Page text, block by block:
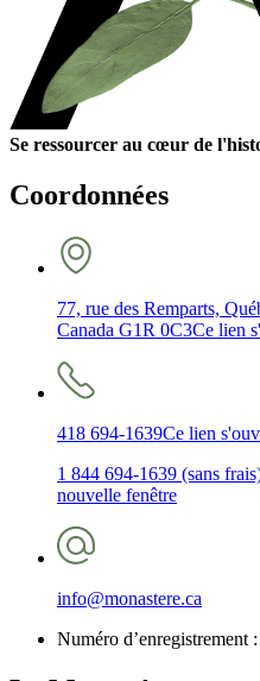
Se ressourcer au cœur de
Coordonnées
77, rue des Remparts,
Canada G1R 0C3Ce lien
418 694-1639Ce lien
1 844 694-1639 (sans
nouvelle fenêtre
info@monastere.ca
Numéro d’enregistrement :